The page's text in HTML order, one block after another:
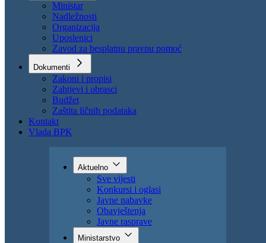
Ministar
Nadležnosti
Organizacija
Uposlenici
Zavod za besplatnu pravnu pomoć
Dokumenti
Zakoni i propisi
Zahtjevi i obrasci
Budžet
Zaštita ličnih podataka
Kontakt
Vlada BPK
Aktuelno
Sve vijesti
Konkursi i oglasi
Javne nabavke
Obavještenja
Javne rasprave
Ministarstvo